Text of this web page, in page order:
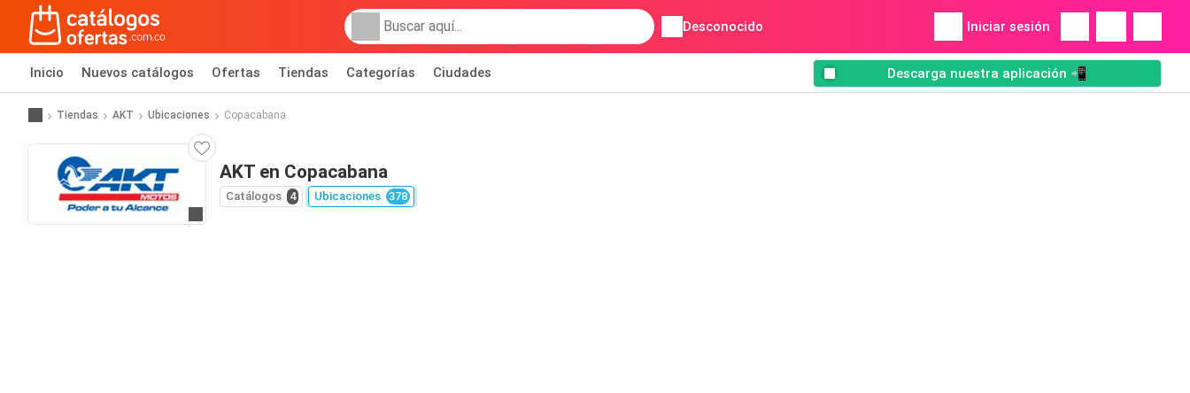
Desconocido Iniciar sesión
Inicio Nuevos catálogos Ofertas Tiendas Categorías Ciudades Descarga nuestra aplicación 📲
Tiendas AKT Ubicaciones Copacabana
AKT en Copacabana
Catálogos 4 Ubicaciones 378